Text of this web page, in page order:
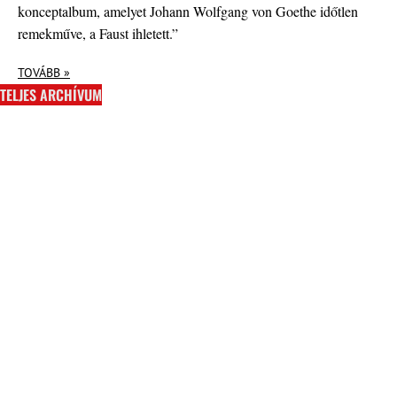
konceptalbum, amelyet Johann Wolfgang von Goethe időtlen
remekműve, a Faust ihletett.”
TOVÁBB »
TELJES ARCHÍVUM